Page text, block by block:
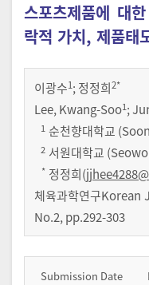
스포츠제품에 대
락적 가치, 제품태
이광수1;정정희2*
Lee, Kwang-Soo1;
1 순천향대학교
2 서원대학교
* 정정희(
체육과학연구
No.2,pp.292-303
Submission Date